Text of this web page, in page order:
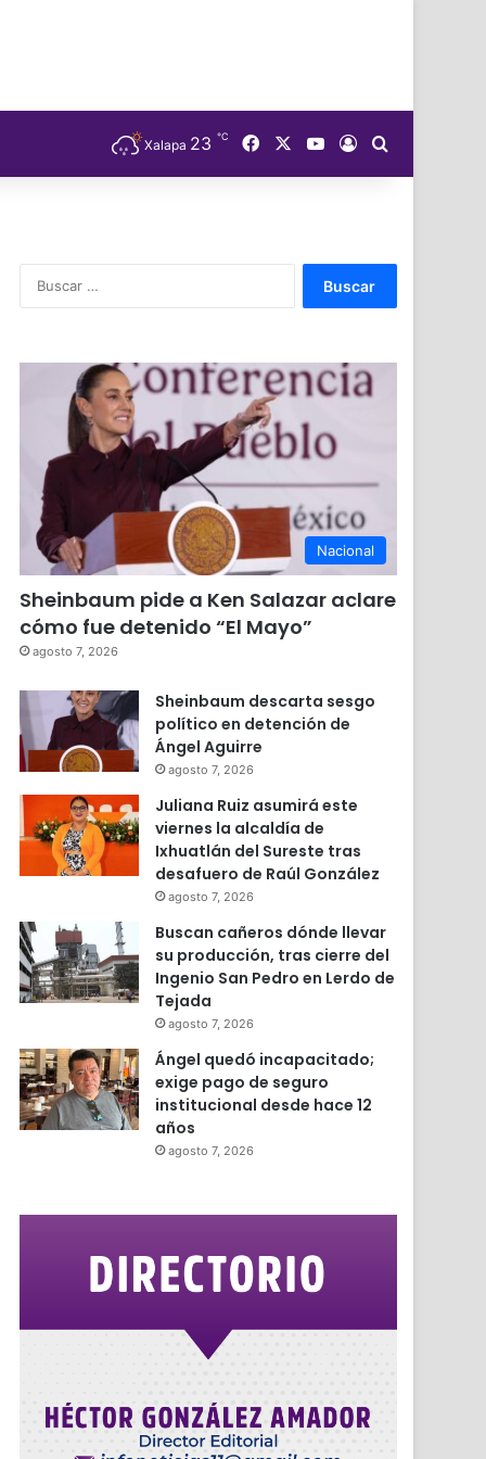
Xalapa 23 ℃ FacebookYouTube
Acceso
Nacional
Sheinbaum pide a Ken Salazar aclare
cómo fue detenido “El Mayo”
agosto 7, 2026
Sheinbaum descarta sesgo
político en detención de
Ángel Aguirre
agosto 7, 2026
Juliana Ruiz asumirá este
viernes la alcaldía de
Ixhuatlán del Sureste tras
desafuero de Raúl González
agosto 7, 2026
Buscan cañeros dónde llevar
su producción, tras cierre del
Ingenio San Pedro en Lerdo de
Tejada
agosto 7, 2026
Ángel quedó incapacitado;
exige pago de seguro
institucional desde hace 12
años
agosto 7, 2026